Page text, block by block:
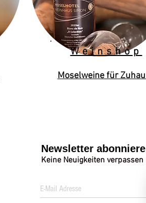
Weinshop
Moselweine für
Newsletter
Keine Neuigkeiten verpassen